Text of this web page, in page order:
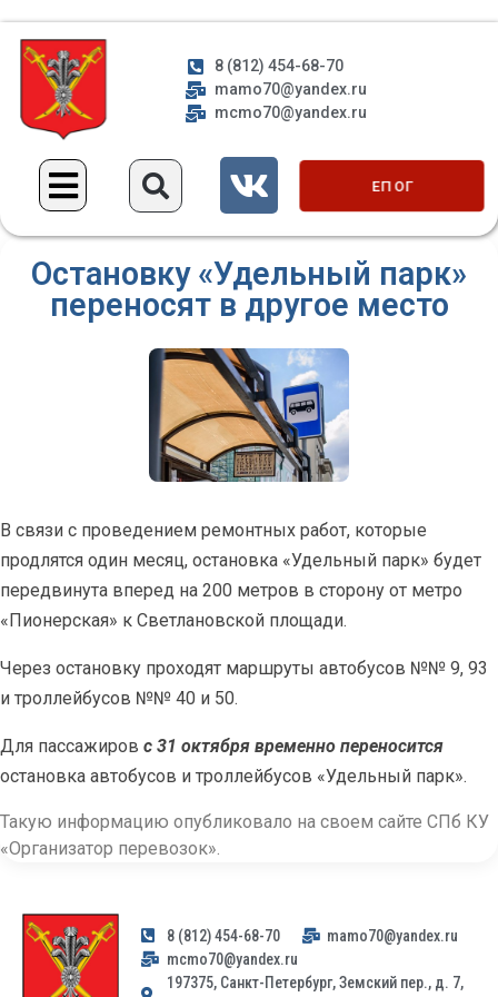
8 (812) 454-68-70
mamo70@yandex.ru
mcmo70@yandex.ru
ЕП ОГ
Остановку «Удельный парк»
переносят в другое место
В связи с проведением ремонтных работ, которые
продлятся один месяц, остановка «Удельный парк» будет
передвинута вперед на 200 метров в сторону от метро
«Пионерская» к Светлановской площади.
Через остановку проходят маршруты автобусов №№ 9, 93
и троллейбусов №№ 40 и 50.
Для пассажиров с 31 октября временно переносится
остановка автобусов и троллейбусов «Удельный парк».
Такую информацию опубликовало на своем сайте СПб КУ
«Организатор перевозок».
8 (812) 454-68-70
mamo70@yandex.ru
mcmo70@yandex.ru
197375, Санкт-Петербург, Земский пер., д. 7,